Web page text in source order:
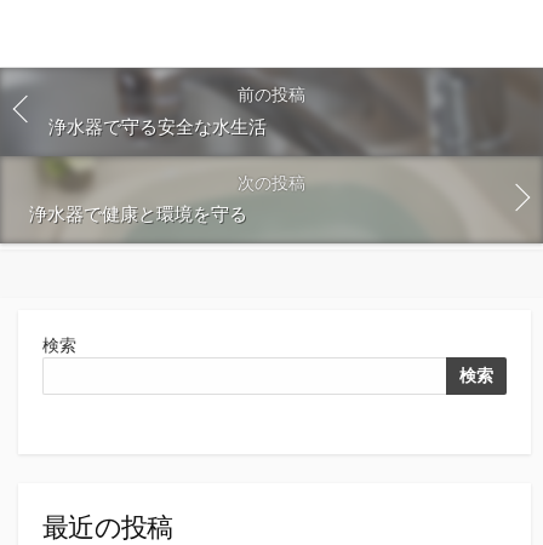
前の投稿
浄水器で守る安全な水生活
次の投稿
浄水器で健康と環境を守る
検索
検索
最近の投稿